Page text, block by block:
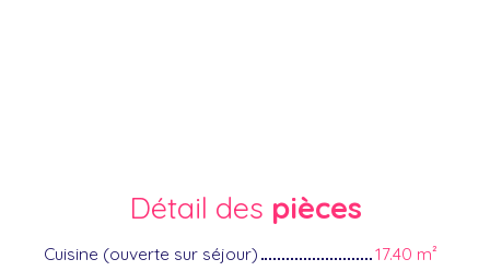
Détail des pièces
Cuisine (ouverte sur séjour)
17.40 m²